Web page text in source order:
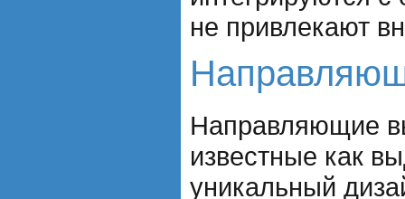
не привлекают
Направляющие
известные как
уникальный